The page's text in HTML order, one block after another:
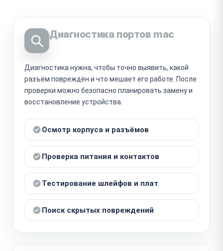
Диагностика портов mac
Диагностика нужна, чтобы точно выявить, какой
разъём повреждён и что мешает его работе. После
проверки можно безопасно планировать замену и
восстановление устройства.
Осмотр корпуса и разъёмов
Проверка питания и контактов
Тестирование шлейфов и плат
Поиск скрытых повреждений